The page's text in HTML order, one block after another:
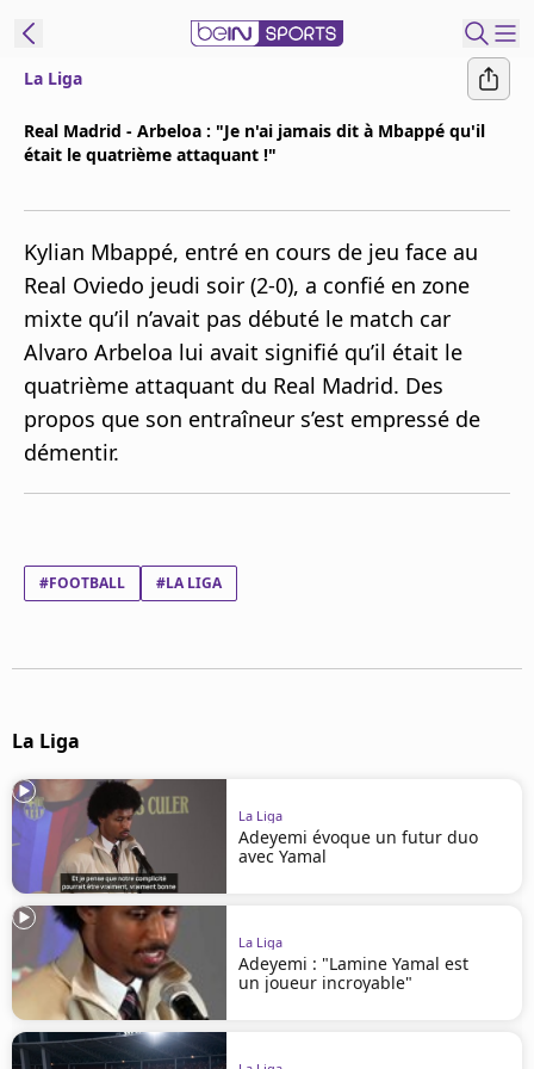
Replays
Podcasts
En Direct
Gérer les
Contactez nous
Grille TV
beINSPIRED
Cookies
Protection des données
La Liga
Real Madrid - Arbeloa : "Je n'ai jamais dit à Mbappé qu'il
était le quatrième attaquant !"
Kylian Mbappé, entré en cours de jeu face au
Real Oviedo jeudi soir (2-0), a confié en zone
mixte qu’il n’avait pas débuté le match car
Alvaro Arbeloa lui avait signifié qu’il était le
quatrième attaquant du Real Madrid. Des
propos que son entraîneur s’est empressé de
démentir.
#FOOTBALL #LA LIGA
La Liga
La Liga
Adeyemi évoque un futur duo
avec Yamal
La Liga
Adeyemi : "Lamine Yamal est
un joueur incroyable"